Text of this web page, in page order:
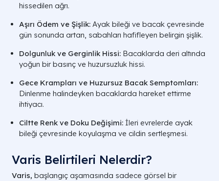
hissedilen ağrı.
Aşırı Ödem ve Şişlik: Ayak bileği ve bacak çevresinde
gün sonunda artan, sabahları hafifleyen belirgin şişlik.
Dolgunluk ve Gerginlik Hissi: Bacaklarda deri altında
yoğun bir basınç ve huzursuzluk hissi.
Gece Krampları ve Huzursuz Bacak Semptomları:
Dinlenme halindeyken bacaklarda hareket ettirme
ihtiyacı.
Ciltte Renk ve Doku Değişimi: İleri evrelerde ayak
bileği çevresinde koyulaşma ve cildin sertleşmesi.
Varis Belirtileri Nelerdir?
Varis, başlangıç aşamasında sadece görsel bir